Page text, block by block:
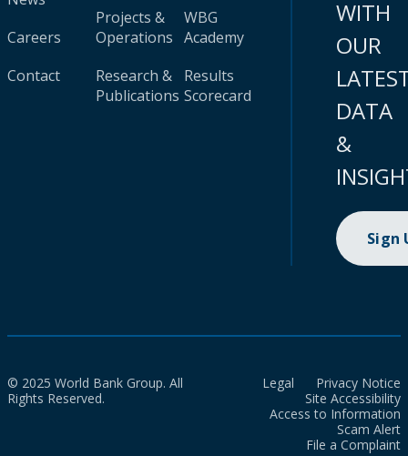
Careers
Contact
Projects &
Operations
Research &
Publications
WBG
Academy
Results
Scorecard
WITH
OUR
DATA
&
Sign
© 2025 World Bank Group. All
Rights Reserved.
Legal
Privacy Notice
Site Accessibility
Access to Information
Scam Alert
File a Complaint